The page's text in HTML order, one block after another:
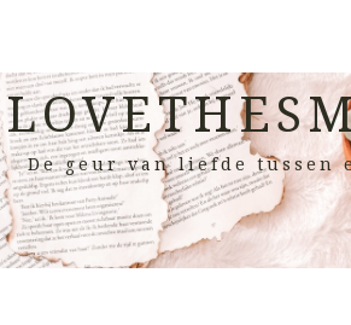
De geur van liefde tussen